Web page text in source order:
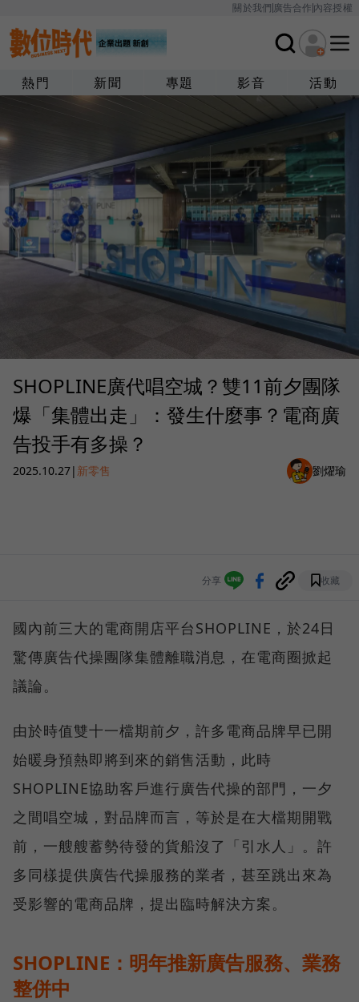
關於我們廣告合作內容授權
熱門 新聞 專題 影音 活動
SHOPLINE廣代唱空城？雙11前夕團隊
爆「集體出走」：發生什麼事？電商廣
告投手有多操？
2025.10.27| 新零售 劉燿瑜
分享 收藏
國內前三大的電商開店平台SHOPLINE，於24日
驚傳廣告代操團隊集體離職消息，在電商圈掀起
議論。
由於時值雙十一檔期前夕，許多電商品牌早已開
始暖身預熱即將到來的銷售活動，此時
SHOPLINE協助客戶進行廣告代操的部門，一夕
之間唱空城，對品牌而言，等於是在大檔期開戰
前，一艘艘蓄勢待發的貨船沒了「引水人」。許
多同樣提供廣告代操服務的業者，甚至跳出來為
受影響的電商品牌，提出臨時解決方案。
SHOPLINE：明年推新廣告服務、業務
整併中